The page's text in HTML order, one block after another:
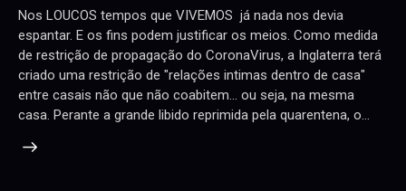
Nos LOUCOS tempos que VIVEMOS já nada nos devia
espantar. E os fins podem justificar os meios. Como medida
de restrição de propagação do CoronaVirus, a Inglaterra terá
criado uma restrição de "relações intimas dentro de casa"
entre casais não que não coabitem... ou seja, na mesma
casa. Perante a grande libido reprimida pela quarentena, o…